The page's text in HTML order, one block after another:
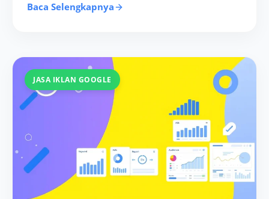
Baca Selengkapnya
JASA IKLAN GOOGLE